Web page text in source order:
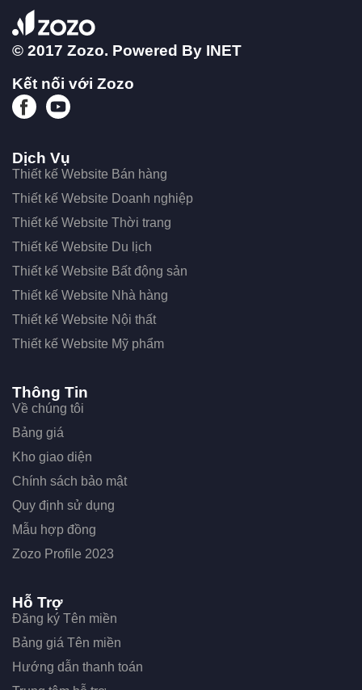
© 2017 Zozo. Powered By INET
Kết nối với Zozo
Dịch Vụ
Thiết kế Website Bán hàng
Thiết kế Website Doanh nghiệp
Thiết kế Website Thời trang
Thiết kế Website Du lịch
Thiết kế Website Bất động sản
Thiết kế Website Nhà hàng
Thiết kế Website Nội thất
Thiết kế Website Mỹ phẩm
Thông Tin
Về chúng tôi
Bảng giá
Kho giao diện
Chính sách bảo mật
Quy định sử dụng
Mẫu hợp đồng
Zozo Profile 2023
Hỗ Trợ
Đăng ký Tên miền
Bảng giá Tên miền
Hướng dẫn thanh toán